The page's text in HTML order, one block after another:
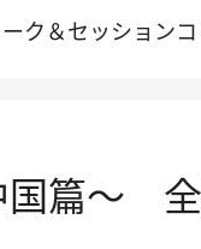
ーク＆セッション
国篇～